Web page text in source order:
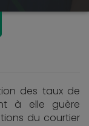
des taux de
à elle guère
du courtier